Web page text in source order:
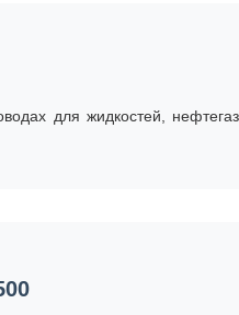
для жидкостей,